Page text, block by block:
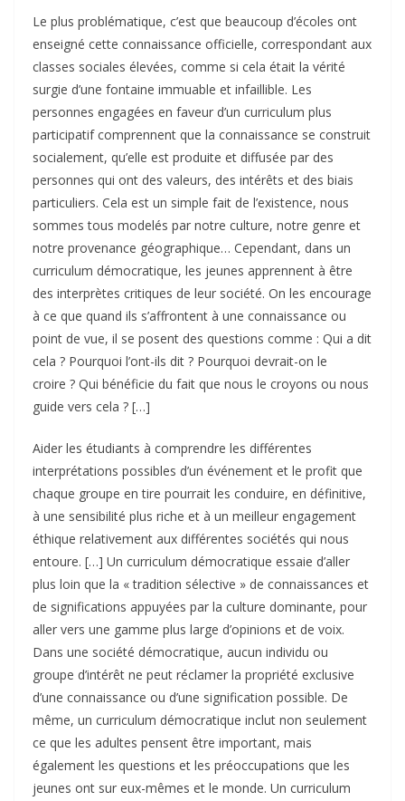
Le plus problématique, c’est que beaucoup d’écoles ont
enseigné cette connaissance officielle, correspondant aux
classes sociales élevées, comme si cela était la vérité
surgie d’une fontaine immuable et infaillible. Les
personnes engagées en faveur d’un curriculum plus
participatif comprennent que la connaissance se construit
socialement, qu’elle est produite et diffusée par des
personnes qui ont des valeurs, des intérêts et des biais
particuliers. Cela est un simple fait de l’existence, nous
sommes tous modelés par notre culture, notre genre et
notre provenance géographique… Cependant, dans un
curriculum démocratique, les jeunes apprennent à être
des interprètes critiques de leur société. On les encourage
à ce que quand ils s’affrontent à une connaissance ou
point de vue, il se posent des questions comme : Qui a dit
cela ? Pourquoi l’ont-ils dit ? Pourquoi devrait-on le
croire ? Qui bénéficie du fait que nous le croyons ou nous
guide vers cela ? […]
Aider les étudiants à comprendre les différentes
interprétations possibles d’un événement et le profit que
chaque groupe en tire pourrait les conduire, en définitive,
à une sensibilité plus riche et à un meilleur engagement
éthique relativement aux différentes sociétés qui nous
entoure. […] Un curriculum démocratique essaie d’aller
plus loin que la « tradition sélective » de connaissances et
de significations appuyées par la culture dominante, pour
aller vers une gamme plus large d’opinions et de voix.
Dans une société démocratique, aucun individu ou
groupe d’intérêt ne peut réclamer la propriété exclusive
d’une connaissance ou d’une signification possible. De
même, un curriculum démocratique inclut non seulement
ce que les adultes pensent être important, mais
également les questions et les préoccupations que les
jeunes ont sur eux-mêmes et le monde. Un curriculum